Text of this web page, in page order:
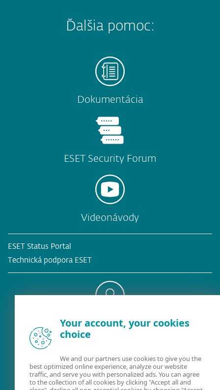
Ďalšia pomoc:
Dokumentácia
ESET Security Forum
Videonávody
ESET Status Portal
Technická podpora ESET
Existujúci zákazník?
Kontaktujte nás
Your account, your cookies
choice
We and our partners use cookies to give you the
best optimized online experience, analyze our website
traffic, and serve you with personalized ads. You can agree
to the collection of all cookies by clicking "Accept all and